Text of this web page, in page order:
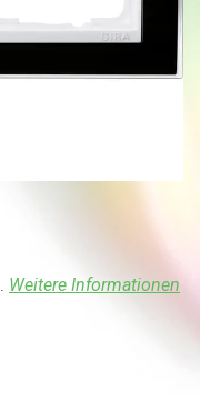
Weitere Informationen